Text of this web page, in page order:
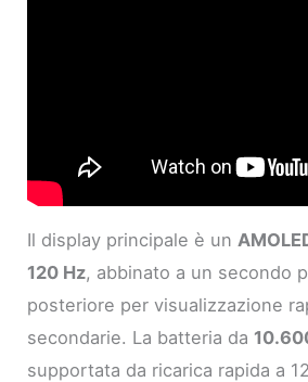
Il display principale è un
120 Hz, abbinato a un secondo
posteriore per visualizzazione
secondarie. La batteria da
supportata da ricarica rapida a